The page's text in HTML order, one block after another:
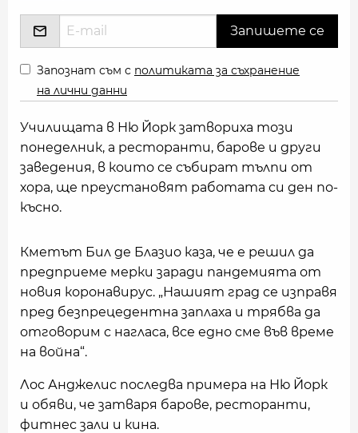
Запознат съм с политиката за съхранение
на лични данни
Училищата в Ню Йорк затвориха този
понеделник, а ресторанти, барове и други
заведения, в които се събират тълпи от
хора, ще преустановят работата си ден по-
късно.
Кметът Бил де Блазио каза, че е решил да
предприеме мерки заради пандемията от
новия коронавирус. „Нашият град се изправя
пред безпрецедентна заплаха и трябва да
отговорим с нагласа, все едно сме във време
на война“.
Лос Анджелис последва примера на Ню Йорк
и обяви, че затваря барове, ресторанти,
фитнес зали и кина.